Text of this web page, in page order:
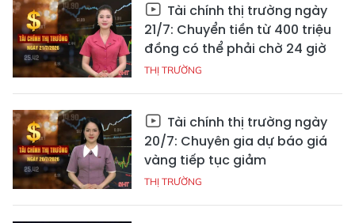
Tài chính thị trường ngày
21/7: Chuyển tiền từ 400 triệu
đồng có thể phải chờ 24 giờ
THỊ TRƯỜNG
Tài chính thị trường ngày
20/7: Chuyên gia dự báo giá
vàng tiếp tục giảm
THỊ TRƯỜNG